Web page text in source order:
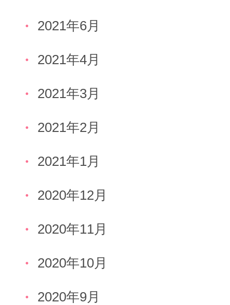
2021年6月
2021年4月
2021年3月
2021年2月
2021年1月
2020年12月
2020年11月
2020年10月
2020年9月